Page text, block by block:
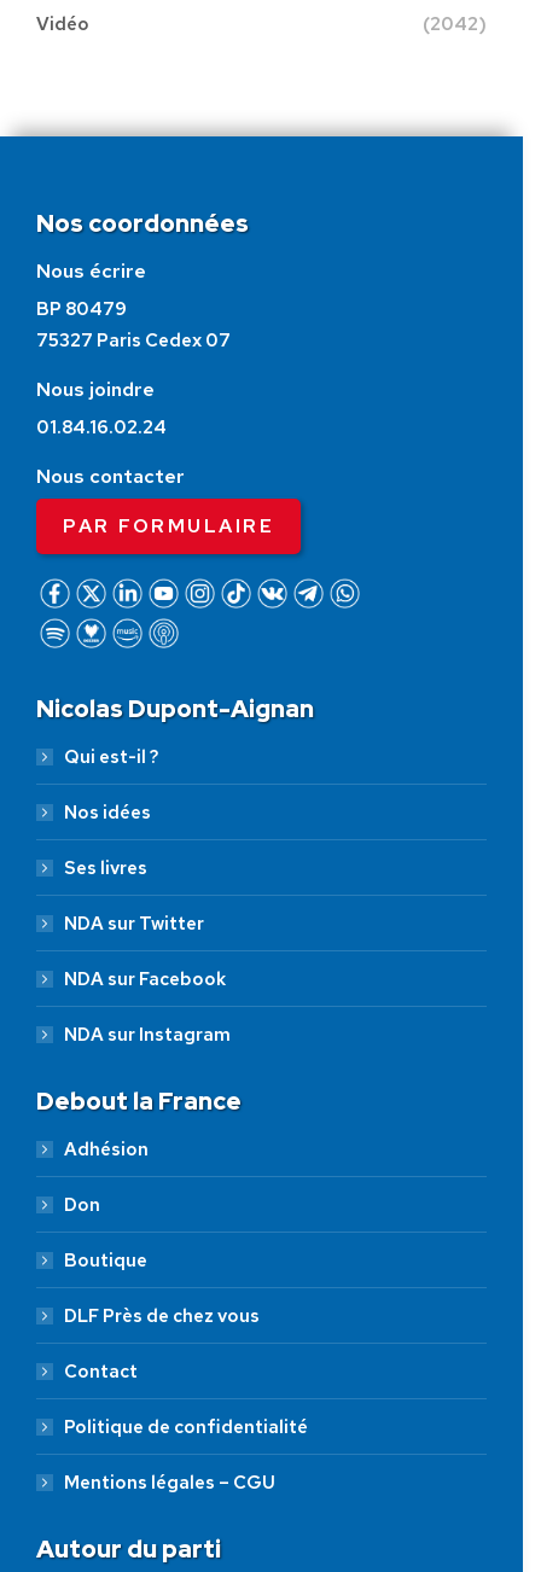
Vidéo
(2042)
Nos coordonnées
Nous écrire
BP 80479
75327 Paris Cedex 07
Nous joindre
01.84.16.02.24
Nous contacter
PAR FORMULAIRE
Nicolas Dupont-Aignan
Qui est-il ?
Nos idées
Ses livres
NDA sur Twitter
NDA sur Facebook
NDA sur Instagram
Debout la France
Adhésion
Don
Boutique
DLF Près de chez vous
Contact
Politique de confidentialité
Mentions légales – CGU
Autour du parti